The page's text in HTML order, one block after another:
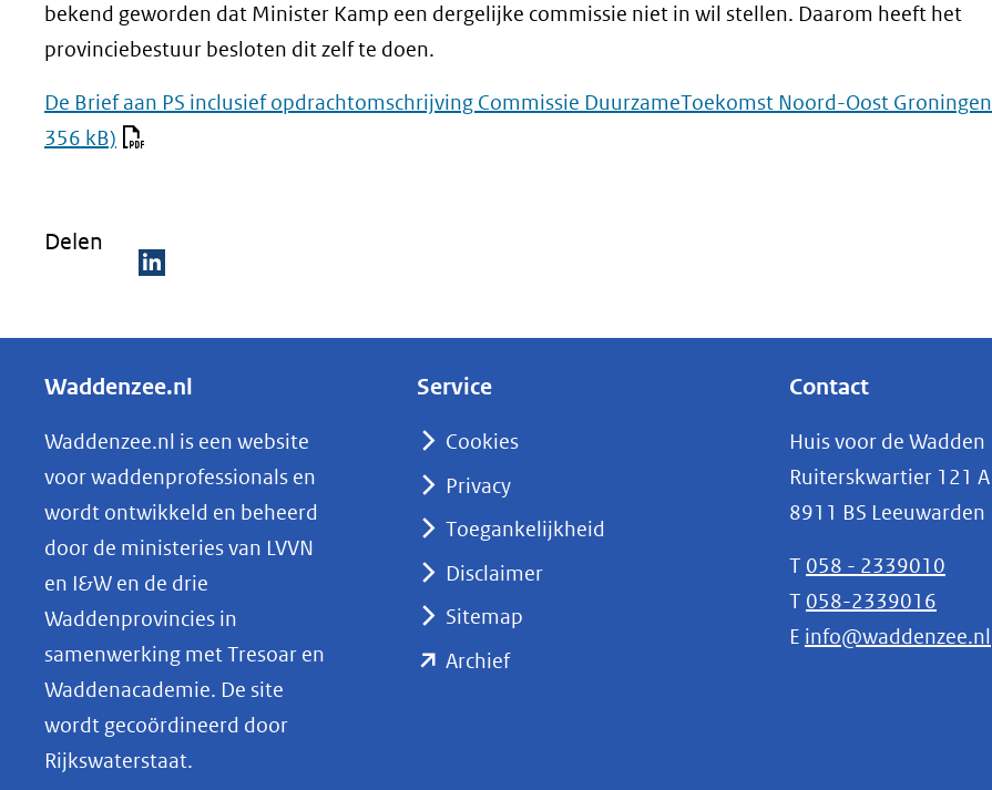
bekend geworden dat Minister Kamp een dergelijke commissie niet in wil stellen. Daarom heeft het
provinciebestuur besloten dit zelf te doen.
De Brief aan PS inclusief opdrachtomschrijving Commissie DuurzameToekomst Noord-Oost Groningen
356 kB)
Delen
e
e
n
o
p
L
k
e
d
I
n
Waddenzee.nl
Waddenzee.nl is een website
voor waddenprofessionals en
wordt ontwikkeld en beheerd
door de ministeries van LVVN
en I&W en de drie
Waddenprovincies in
samenwerking met Tresoar en
Waddenacademie. De site
wordt gecoördineerd door
Rijkswaterstaat.
Service
Cookies
Privacy
Toegankelijkheid
Disclaimer
Sitemap
Archief(opent
Contact
Huis voor de Wadden
Ruiterskwartier 121 A
8911 BS Leeuwarden
T 058 - 2339010
T 058-2339016
E info@waddenzee.nl